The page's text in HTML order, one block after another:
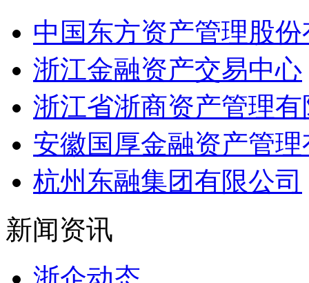
中国东方资产管理股
浙江金融资产交易中心
浙江省浙商资产管理
安徽国厚金融资产管
杭州东融集团有限公司
新闻资讯